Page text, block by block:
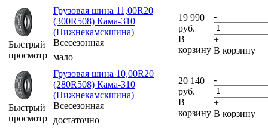
Быстрый
просмотр
Грузовая шина 11,00R20
(300R508) Кама-310
(Нижнекамскшина)
Всесезонная
мало
19 990
руб.
В
корзину
-
+
В корзину
Быстрый
просмотр
Грузовая шина 10,00R20
(280R508) Кама-310
(Нижнекамскшина)
Всесезонная
достаточно
20 140
руб.
В
корзину
-
+
В корзину